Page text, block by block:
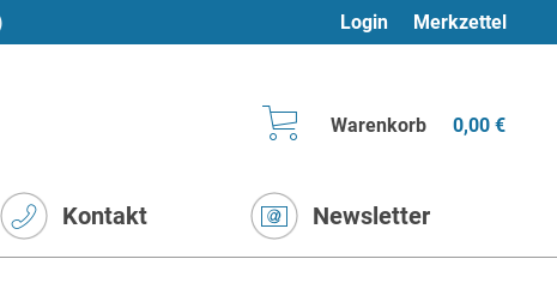
Login Merkzettel
Warenkorb 0,00 €
Kontakt Newsletter